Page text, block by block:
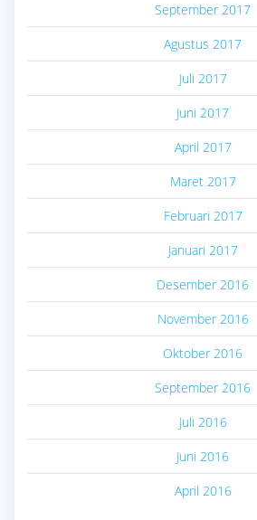
September 2017
Agustus 2017
Juli 2017
Juni 2017
April 2017
Maret 2017
Februari 2017
Januari 2017
Desember 2016
November 2016
Oktober 2016
September 2016
Juli 2016
Juni 2016
April 2016